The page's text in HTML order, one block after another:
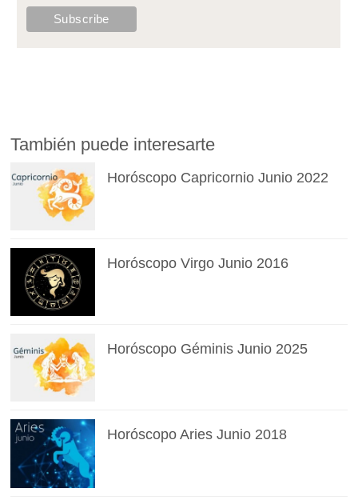
También puede interesarte
Horóscopo Capricornio Junio 2022
Horóscopo Virgo Junio 2016
Horóscopo Géminis Junio 2025
Horóscopo Aries Junio 2018